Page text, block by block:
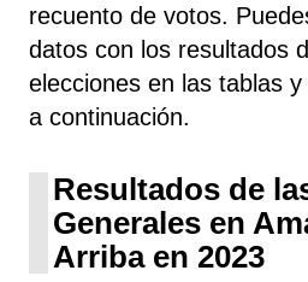
recuento de votos.
datos con los resultados
elecciones en las tablas
a continuación.
Resultados de
Generales en
Arriba en 2023